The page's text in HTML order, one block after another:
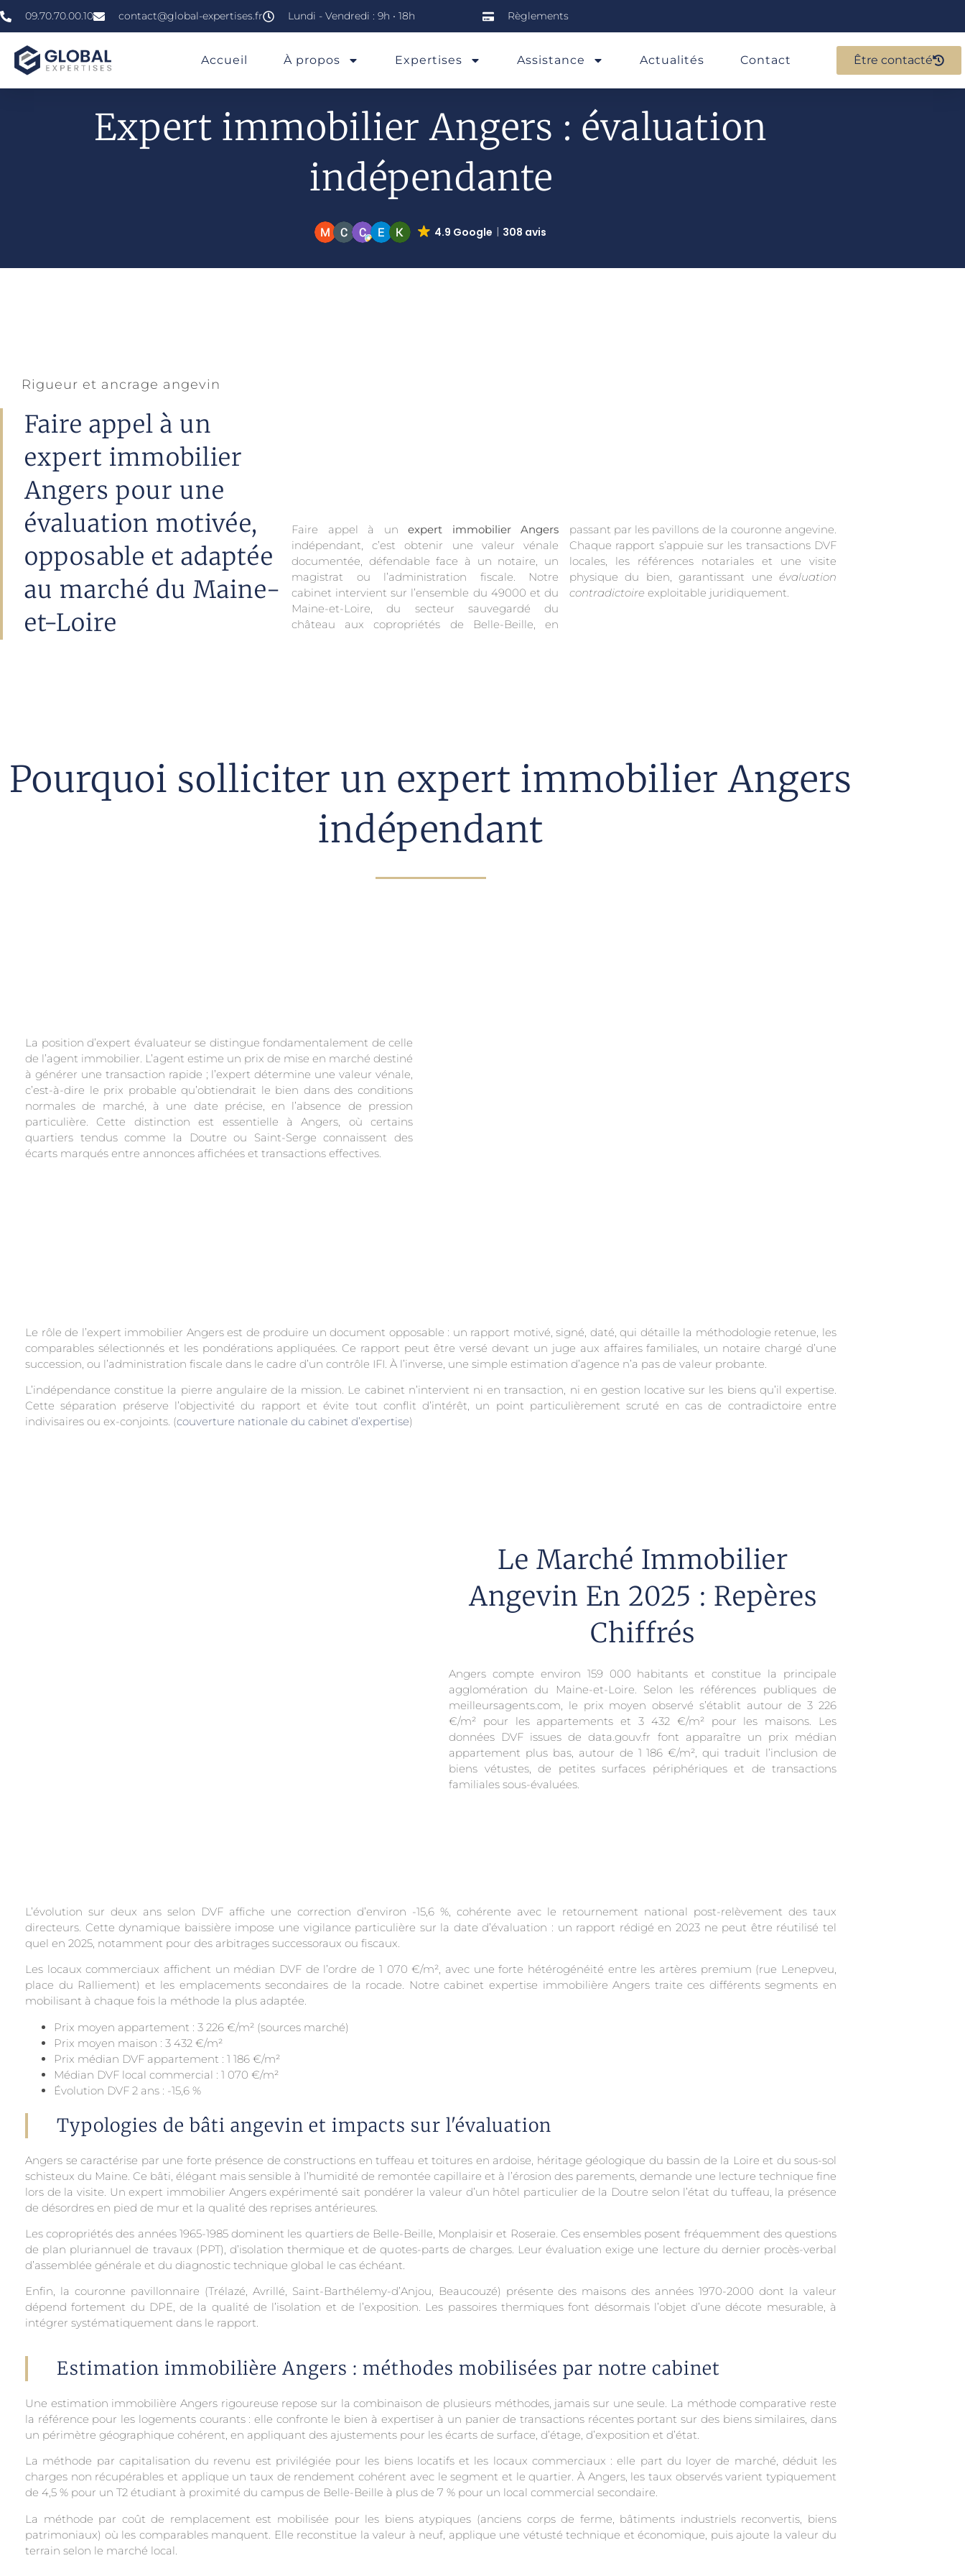
09.70.70.00.10 contact@global-expertises.fr Lundi - Vendredi : 9h • 18h Règlements
Accueil À propos Expertises Assistance Actualités Contact Être contacté
Expert immobilier Angers : évaluation
indépendante
»»»Expertise Immobilière À Angers
4.9 Google 308 avis
Rigueur et ancrage angevin
Faire appel à un
expert immobilier
Angers pour une
évaluation motivée,
opposable et adaptée
au marché du Maine-
et-Loire
Faire appel à un expert immobilier Angers
indépendant, c’est obtenir une valeur vénale
documentée, défendable face à un notaire, un
magistrat ou l’administration fiscale. Notre
cabinet intervient sur l’ensemble du 49000 et du
Maine-et-Loire, du secteur sauvegardé du
château aux copropriétés de Belle-Beille, en
passant par les pavillons de la couronne angevine.
Chaque rapport s’appuie sur les transactions DVF
locales, les références notariales et une visite
physique du bien, garantissant une évaluation
contradictoire exploitable juridiquement.
Pourquoi solliciter un expert immobilier Angers
indépendant
La position d’expert évaluateur se distingue fondamentalement de celle
de l’agent immobilier. L’agent estime un prix de mise en marché destiné
à générer une transaction rapide ; l’expert détermine une valeur vénale,
c’est-à-dire le prix probable qu’obtiendrait le bien dans des conditions
normales de marché, à une date précise, en l’absence de pression
particulière. Cette distinction est essentielle à Angers, où certains
quartiers tendus comme la Doutre ou Saint-Serge connaissent des
écarts marqués entre annonces affichées et transactions effectives.
Le rôle de l’expert immobilier Angers est de produire un document opposable : un rapport motivé, signé, daté, qui détaille la méthodologie retenue, les
comparables sélectionnés et les pondérations appliquées. Ce rapport peut être versé devant un juge aux affaires familiales, un notaire chargé d’une
succession, ou l’administration fiscale dans le cadre d’un contrôle IFI. À l’inverse, une simple estimation d’agence n’a pas de valeur probante.
L’indépendance constitue la pierre angulaire de la mission. Le cabinet n’intervient ni en transaction, ni en gestion locative sur les biens qu’il expertise.
Cette séparation préserve l’objectivité du rapport et évite tout conflit d’intérêt, un point particulièrement scruté en cas de contradictoire entre
indivisaires ou ex-conjoints. (couverture nationale du cabinet d’expertise)
Le Marché Immobilier
Angevin En 2025 : Repères
Chiffrés
Angers compte environ 159 000 habitants et constitue la principale
agglomération du Maine-et-Loire. Selon les références publiques de
meilleursagents.com, le prix moyen observé s’établit autour de 3 226
€/m² pour les appartements et 3 432 €/m² pour les maisons. Les
données DVF issues de data.gouv.fr font apparaître un prix médian
appartement plus bas, autour de 1 186 €/m², qui traduit l’inclusion de
biens vétustes, de petites surfaces périphériques et de transactions
familiales sous-évaluées.
L’évolution sur deux ans selon DVF affiche une correction d’environ -15,6 %, cohérente avec le retournement national post-relèvement des taux
directeurs. Cette dynamique baissière impose une vigilance particulière sur la date d’évaluation : un rapport rédigé en 2023 ne peut être réutilisé tel
quel en 2025, notamment pour des arbitrages successoraux ou fiscaux.
Les locaux commerciaux affichent un médian DVF de l’ordre de 1 070 €/m², avec une forte hétérogénéité entre les artères premium (rue Lenepveu,
place du Ralliement) et les emplacements secondaires de la rocade. Notre cabinet expertise immobilière Angers traite ces différents segments en
mobilisant à chaque fois la méthode la plus adaptée.
Prix moyen appartement : 3 226 €/m² (sources marché)
Prix moyen maison : 3 432 €/m²
Prix médian DVF appartement : 1 186 €/m²
Médian DVF local commercial : 1 070 €/m²
Évolution DVF 2 ans : -15,6 %
Typologies de bâti angevin et impacts sur l'évaluation
Angers se caractérise par une forte présence de constructions en tuffeau et toitures en ardoise, héritage géologique du bassin de la Loire et du sous-sol
schisteux du Maine. Ce bâti, élégant mais sensible à l’humidité de remontée capillaire et à l’érosion des parements, demande une lecture technique fine
lors de la visite. Un expert immobilier Angers expérimenté sait pondérer la valeur d’un hôtel particulier de la Doutre selon l’état du tuffeau, la présence
de désordres en pied de mur et la qualité des reprises antérieures.
Les copropriétés des années 1965-1985 dominent les quartiers de Belle-Beille, Monplaisir et Roseraie. Ces ensembles posent fréquemment des questions
de plan pluriannuel de travaux (PPT), d’isolation thermique et de quotes-parts de charges. Leur évaluation exige une lecture du dernier procès-verbal
d’assemblée générale et du diagnostic technique global le cas échéant.
Enfin, la couronne pavillonnaire (Trélazé, Avrillé, Saint-Barthélemy-d’Anjou, Beaucouzé) présente des maisons des années 1970-2000 dont la valeur
dépend fortement du DPE, de la qualité de l’isolation et de l’exposition. Les passoires thermiques font désormais l’objet d’une décote mesurable, à
intégrer systématiquement dans le rapport.
Estimation immobilière Angers : méthodes mobilisées par notre cabinet
Une estimation immobilière Angers rigoureuse repose sur la combinaison de plusieurs méthodes, jamais sur une seule. La méthode comparative reste
la référence pour les logements courants : elle confronte le bien à expertiser à un panier de transactions récentes portant sur des biens similaires, dans
un périmètre géographique cohérent, en appliquant des ajustements pour les écarts de surface, d’étage, d’exposition et d’état.
La méthode par capitalisation du revenu est privilégiée pour les biens locatifs et les locaux commerciaux : elle part du loyer de marché, déduit les
charges non récupérables et applique un taux de rendement cohérent avec le segment et le quartier. À Angers, les taux observés varient typiquement
de 4,5 % pour un T2 étudiant à proximité du campus de Belle-Beille à plus de 7 % pour un local commercial secondaire.
La méthode par coût de remplacement est mobilisée pour les biens atypiques (anciens corps de ferme, bâtiments industriels reconvertis, biens
patrimoniaux) où les comparables manquent. Elle reconstitue la valeur à neuf, applique une vétusté technique et économique, puis ajoute la valeur du
terrain selon le marché local.